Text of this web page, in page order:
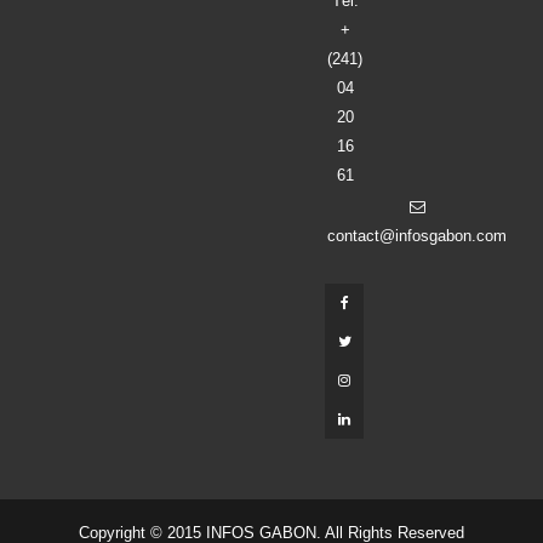
+
(241)
04
20
16
61
contact@infosgabon.com
Copyright © 2015 INFOS GABON. All Rights Reserved